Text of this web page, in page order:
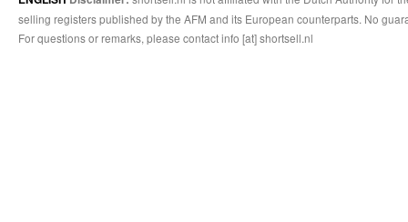
selling registers published by the AFM and its European counterparts. No
For questions or remarks, please contact info [at] shortsell.nl